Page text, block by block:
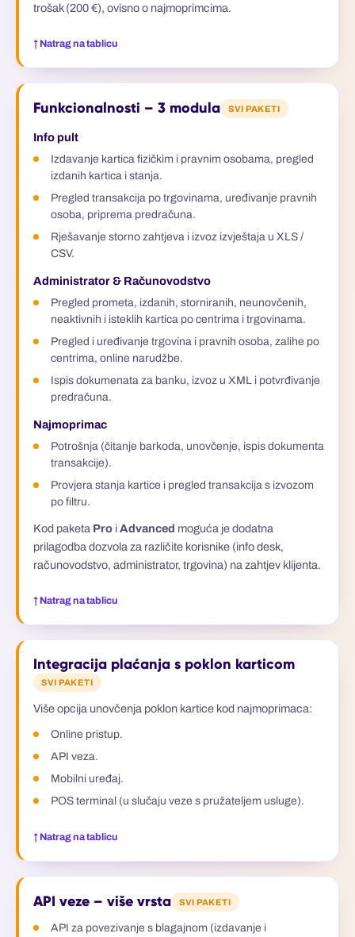
trošak (200 €), ovisno o najmoprimcima.
↑ Natrag na tablicu
Funkcionalnosti – 3 modula SVI PAKETI
Info pult
Izdavanje kartica fizičkim i pravnim osobama, pregled
izdanih kartica i stanja.
Pregled transakcija po trgovinama, uređivanje pravnih
osoba, priprema predračuna.
Rješavanje storno zahtjeva i izvoz izvještaja u XLS /
CSV.
Administrator & Računovodstvo
Pregled prometa, izdanih, storniranih, neunovčenih,
neaktivnih i isteklih kartica po centrima i trgovinama.
Pregled i uređivanje trgovina i pravnih osoba, zalihe po
centrima, online narudžbe.
Ispis dokumenata za banku, izvoz u XML i potvrđivanje
predračuna.
Najmoprimac
Potrošnja (čitanje barkoda, unovčenje, ispis dokumenta
transakcije).
Provjera stanja kartice i pregled transakcija s izvozom
po filtru.
Kod paketa Pro iAdvanced moguća je dodatna
prilagodba dozvola za različite korisnike (info desk,
računovodstvo, administrator, trgovina) na zahtjev klijenta.
↑ Natrag na tablicu
Integracija plaćanja s poklon karticom
SVI PAKETI
Više opcija unovčenja poklon kartice kod najmoprimaca:
Online pristup.
API veza.
Mobilni uređaj.
POS terminal (u slučaju veze s pružateljem usluge).
↑ Natrag na tablicu
API veze – više vrsta SVI PAKETI
API za povezivanje s blagajnom (izdavanje i